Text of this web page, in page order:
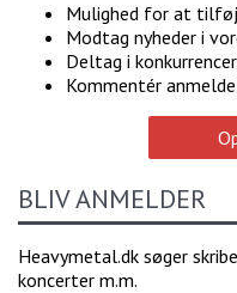
Mulighed for at
Modtag nyheder i
Deltag i
Kommentér
BLIV ANMELDER
Heavymetal.dk søger
koncerter m.m.